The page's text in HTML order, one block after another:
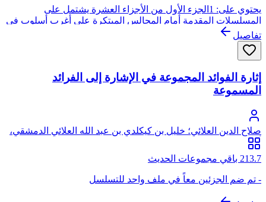
يحتوي على: 1الجزء الأول من الأجزاء العشرة يشتمل على
المسلسلات المقدمة أمام المجالس المبتكرة على أغرب أسلوب في
كيكلدى العلائي - محمد الكتاني - أحمد الغماري - علي الببلاوي
تفاصيل
إثارة الفوائد المجموعة في الإشارة إلى الفرائد
المسموعة
صلاح الدين العلائي؛ خليل بن كيكلدي بن عبد الله العلائي الدمشقي،
أبو سعيد، صلاح الدين
213.7 باقي مجموعات الحديث
- تم ضم الجزئين معاً في ملف واحد للتسلسل